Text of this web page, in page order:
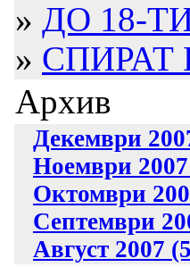
» ДО 18-
» СПИРАТ
Архив
Декември
Ноември
Октомври
Септември
Август 2007